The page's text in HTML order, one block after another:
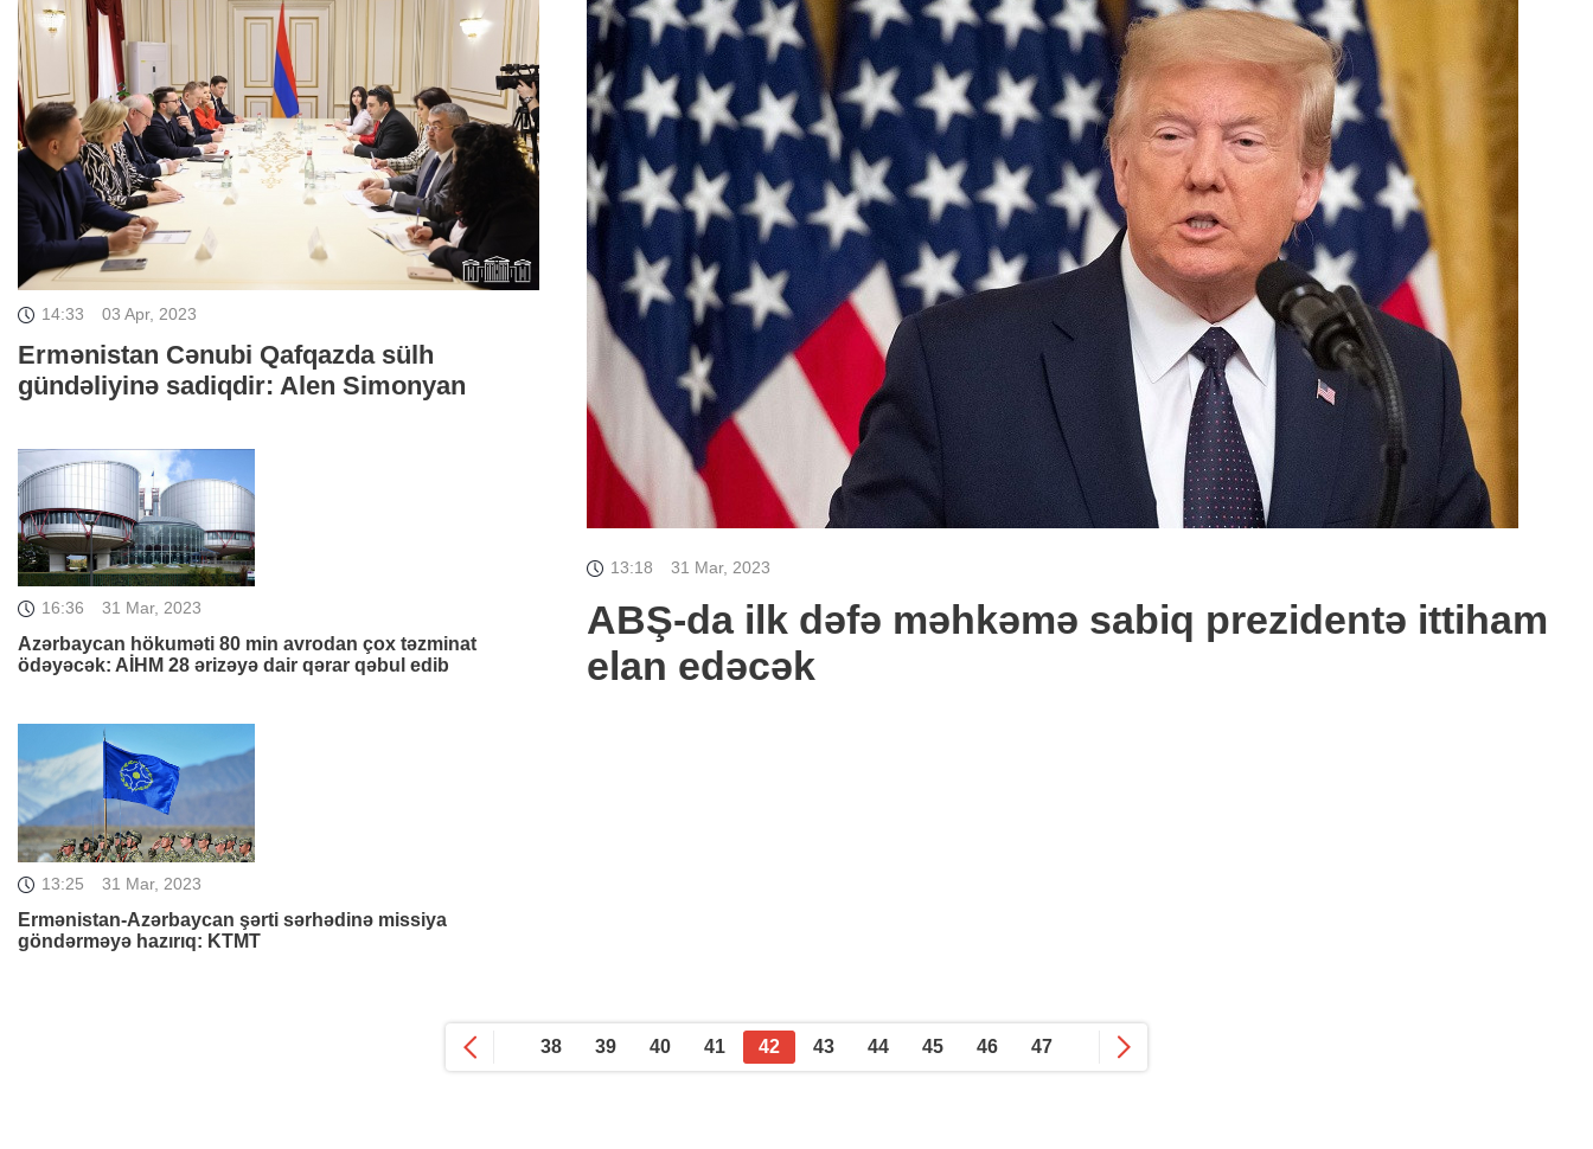
14:33 03 Apr, 2023
Ermənistan Cənubi Qafqazda sülh
gündəliyinə sadiqdir: Alen Simonyan
16:36 31 Mar, 2023
Azərbaycan hökuməti 80 min avrodan çox təzminat
ödəyəcək: AİHM 28 ərizəyə dair qərar qəbul edib
13:25 31 Mar, 2023
Ermənistan-Azərbaycan şərti sərhədinə missiya
göndərməyə hazırıq: KTMT
13:18 31 Mar, 2023
ABŞ-da ilk dəfə məhkəmə sabiq prezidentə ittiham
elan edəcək
38 39 40 41 42 43 44 45 46 47